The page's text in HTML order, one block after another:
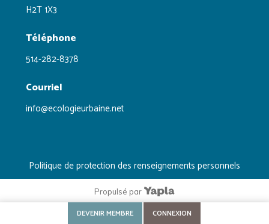
DEVENIR MEMBRE CONNEXION
H2T 1X3
Téléphone
514-282-8378
Courriel
info@ecologieurbaine.net
Politique de protection des renseignements personnels
Propulsé par